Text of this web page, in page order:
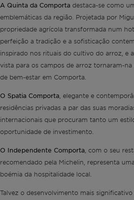
A Quinta da Comporta destaca-se como
emblemáticas da região. Projetada por
propriedade agrícola transformada num
perfeição a tradição e a sofisticação
inspirado nos rituais do cultivo do arroz, e
vista para os campos de arroz tornaram-
de bem-estar em Comporta.
O Spatia Comporta , elegante e
residências privadas a par das suas
internacionais que procuram tanto um
oportunidade de investimento.
O Independente Comporta , com o seu
recomendado pela Michelin, representa
boémia da hospitalidade local.
Talvez o desenvolvimento mais